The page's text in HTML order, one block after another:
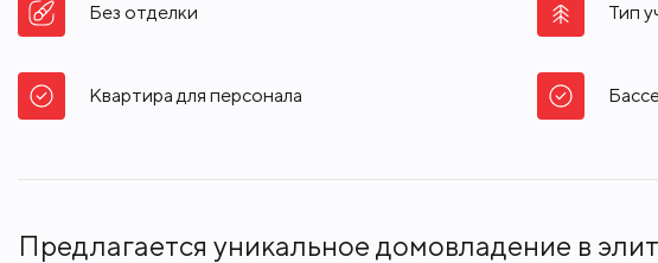
Без отделки Тип
Квартира для персонала
Предлагается уникальное домовладение в